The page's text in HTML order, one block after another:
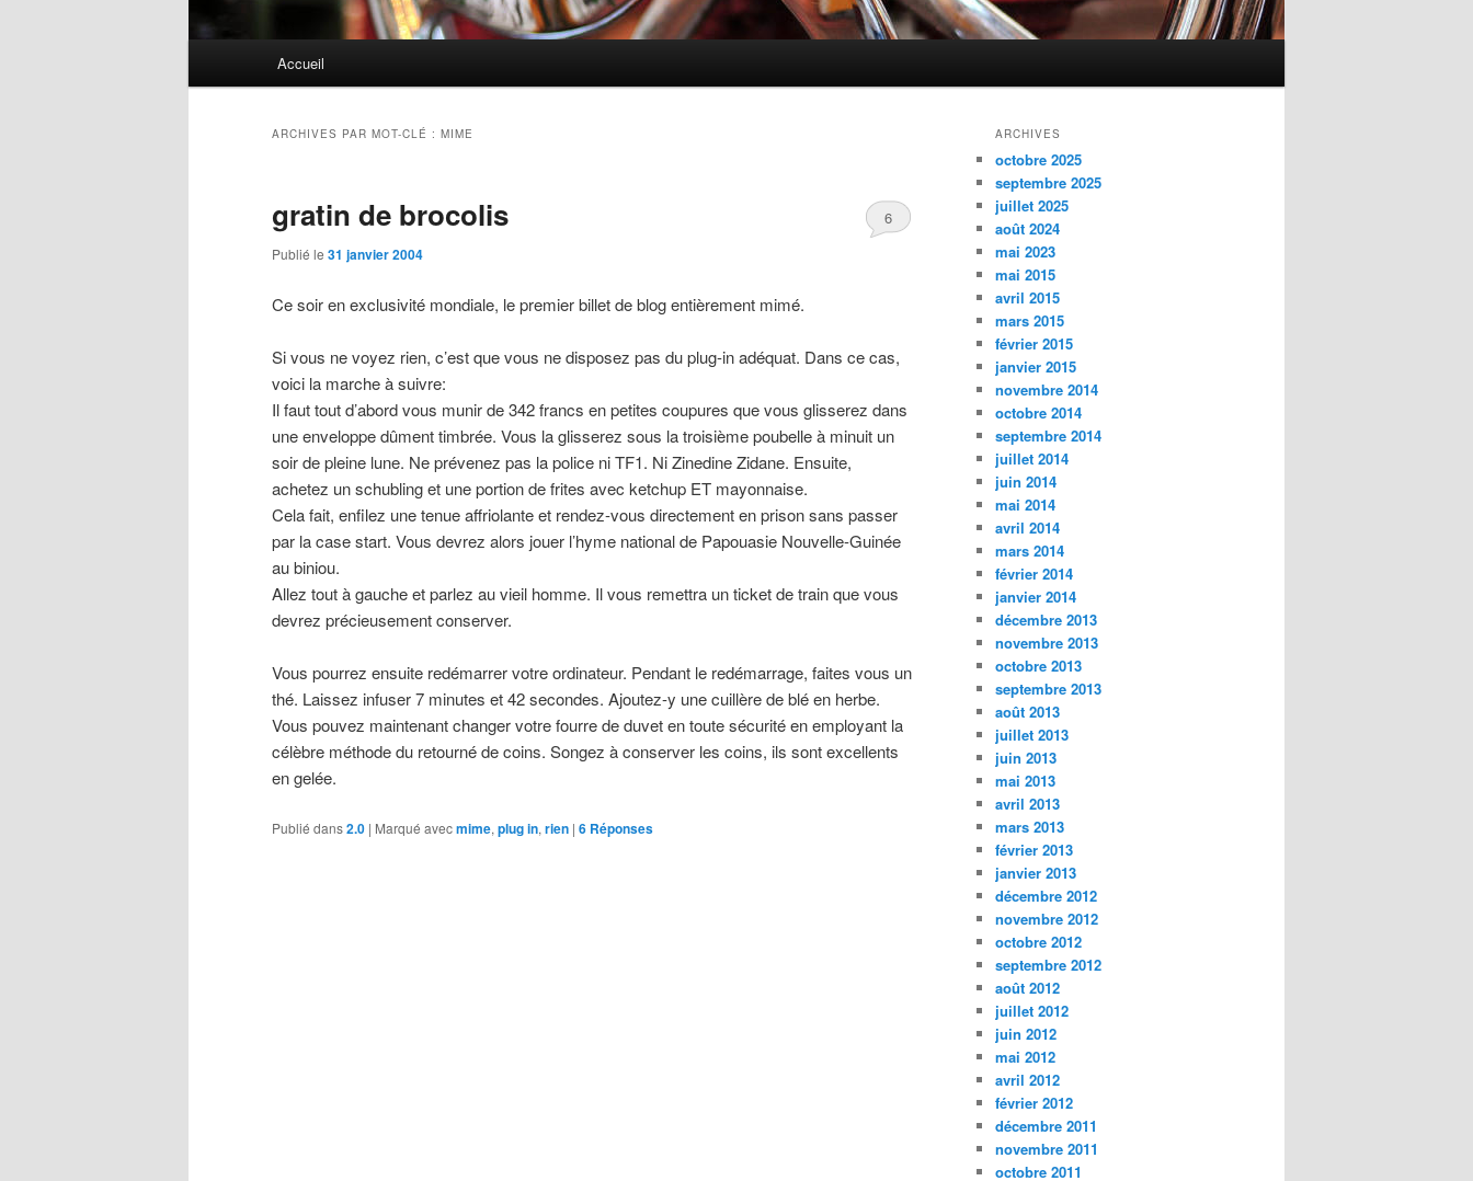
Accueil
ARCHIVES PAR MOT-CLÉ : MIME
gratin de brocolis
Publié le 31 janvier 2004
6
Ce soir en exclusivité mondiale, le premier billet de blog entièrement mimé.
Si vous ne voyez rien, c’est que vous ne disposez pas du plug-in adéquat. Dans ce cas,
voici la marche à suivre:
Il faut tout d’abord vous munir de 342 francs en petites coupures que vous glisserez dans
une enveloppe dûment timbrée. Vous la glisserez sous la troisième poubelle à minuit un
soir de pleine lune. Ne prévenez pas la police ni TF1. Ni Zinedine Zidane. Ensuite,
achetez un schubling et une portion de frites avec ketchup ET mayonnaise.
Cela fait, enfilez une tenue affriolante et rendez-vous directement en prison sans passer
par la case start. Vous devrez alors jouer l’hyme national de Papouasie Nouvelle-Guinée
au biniou.
Allez tout à gauche et parlez au vieil homme. Il vous remettra un ticket de train que vous
devrez précieusement conserver.
Vous pourrez ensuite redémarrer votre ordinateur. Pendant le redémarrage, faites vous un
thé. Laissez infuser 7 minutes et 42 secondes. Ajoutez-y une cuillère de blé en herbe.
Vous pouvez maintenant changer votre fourre de duvet en toute sécurité en employant la
célèbre méthode du retourné de coins. Songez à conserver les coins, ils sont excellents
en gelée.
Publié dans2.0 | Marqué avecmime, plug in, rien | 6 Réponses
ARCHIVES
octobre 2025
septembre 2025
juillet 2025
août 2024
mai 2023
mai 2015
avril 2015
mars 2015
février 2015
janvier 2015
novembre 2014
octobre 2014
septembre 2014
juillet 2014
juin 2014
mai 2014
avril 2014
mars 2014
février 2014
janvier 2014
décembre 2013
novembre 2013
octobre 2013
septembre 2013
août 2013
juillet 2013
juin 2013
mai 2013
avril 2013
mars 2013
février 2013
janvier 2013
décembre 2012
novembre 2012
octobre 2012
septembre 2012
août 2012
juillet 2012
juin 2012
mai 2012
avril 2012
février 2012
décembre 2011
novembre 2011
octobre 2011